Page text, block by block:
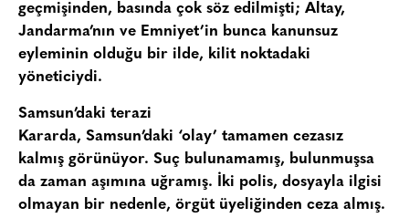
geçmişinden, basında çok söz edilmişti; Altay,
Jandarma’nın ve Emniyet’in bunca kanunsuz
eyleminin olduğu bir ilde, kilit noktadaki
yöneticiydi.
Samsun’daki terazi
Kararda, Samsun’daki ‘olay’ tamamen cezasız
kalmış görünüyor. Suç bulunamamış, bulunmuşsa
da zaman aşımına uğramış. İki polis, dosyayla ilgisi
olmayan bir nedenle, örgüt üyeliğinden ceza almış.